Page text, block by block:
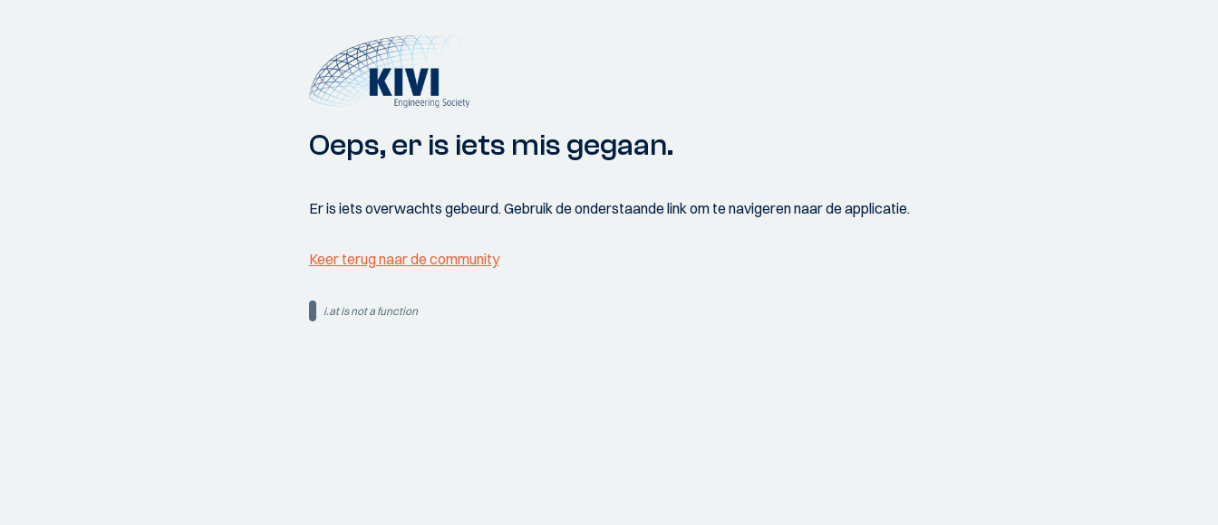
Oeps, er is iets mis gegaan.
Er is iets overwachts gebeurd. Gebruik de onderstaande link om te navigeren naar de applicatie.
Keer terug naar de community
i.at is not a function